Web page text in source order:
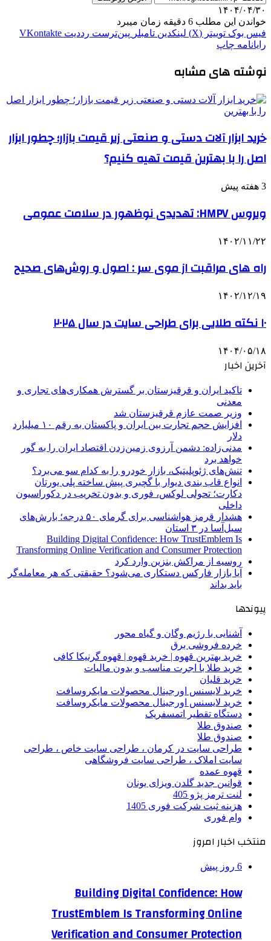
۱۴۰۴/۰۴/۳۰
خواندن این مطلب 6 دقیقه زمان میبرد
فیس بوک توییتر (X) لینکدین ‫تامبلر ‫پین‌ترست ‫رددیت ‫VKontakte
رایانامه چاپ
نوشته های مشابه
خرید ابزار آلات دستی و صنعتی زیر قیمت بازار؛ چطور ابزار
اصل را با بهترین قیمت تهیه کنیم؟
3 هفته پیش
ویروس HMPV: تهدیدی نوظهور در سلامت عمومی
۱۴۰۲/۱۱/۲۲
راه های مراقبت از موی سر : اصول و روش‌های صحیح
۱۴۰۲/۱۲/۱۹
۱۰ نکته طلایی برای طراحی سایت در سال ۲۰۲۵
۱۴۰۴/۰۵/۱۸
آخرین اخبار
تاکید ایران و قرقیزستان بر گسترش همکاری‌های تجاری و
معدنی
وزیر صمت عازم قرقیزستان شد
افزایش حجم تجارت بین ایران و پاکستان به رقم ۱۰ میلیارد
دلار
مدنی‌زاده: دشمن آرزوی زمین‌زدن اقتصاد ایران را به گور
خواهد برد
تنش‌های ژئوپلیتیک، بازار خودرو را به کدام سو می‌برد؟
انواع قاب بندی دیوار با گچبری پیش ساخته پلی یورتان
دکارت؛ تحولی لوکس، فوری و بدون تخریب در دکوراسیون
داخلی
هشدار قرمز هواشناسی برای گرمای ۵۰ درجه؛ بارش‌های
سیل‌آسا در ۳ استان
Building Digital Confidence: How TrustEmblem Is
Transforming Online Verification and Consumer Protection
روسیه از مراکش بنزین وارد کرد
آیا بازار فارکس دستکاری می‌شود؟ حقیقتی که هر معامله‌گر
باید بداند
پیوندها
آشنایی با رژیم وگان و گیاه محور
خرده فروشی برق
خرید بهترین قهوه | خرید قهوه | قهوه گرنیکا کافی
خرید طلا با اجرت مناسب و بدون مالیات
خرید قلیان
خرید لایسنس اورجینال محصولات مایکروسافت
خرید لایسنس اورجینال محصولات مایکروسافت
دستگاه تقطیر اتمسفریک
صندوق طلا
صندوق طلا
طراحی سایت در کرمان ، طراحی سایت خاص ، طراحی
سایت املاک ، طراحی سایت فروشگاهی
قهوه عمده
قوانین جدید گلدن ویزای یونان
لنت ترمز پژو 405
هزینه ثبت شرکت فوری 1405
وام فوری
منتخب اخبار امروز
6 روز پیش
Building Digital Confidence: How
TrustEmblem Is Transforming Online
Verification and Consumer Protection